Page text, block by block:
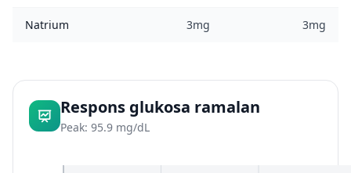
Natrium 3mg 3mg
Respons glukosa ramalan
Peak: 95.9 mg/dL